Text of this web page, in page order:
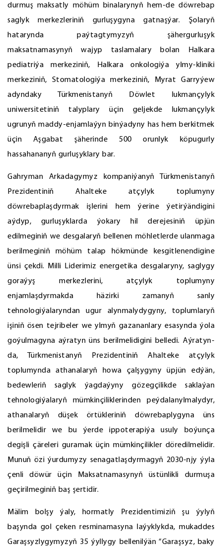
durmuş maksatly möhüm binalarynyň hem-de döwrebap
saglyk merkezleriniň gurluşygyna gatnaşýar. Şolaryň
hatarynda paýtagtymyzyň şähergurluşyk
maksatnamasynyň wajyp taslamalary bolan Halkara
pediatriýa merkeziniň, Halkara onkologiýa ylmy-kliniki
merkeziniň, Stomatologiýa merkeziniň, Myrat Garryýew
adyndaky Türkmenistanyň Döwlet lukmançylyk
uniwersitetiniň talyplary üçin geljekde lukmançylyk
ugrunyň maddy-enjamlaýyn binýadyny has hem berkitmek
üçin Aşgabat şäherinde 500 orunlyk köpugurly
hassahananyň gurluşyklary bar.
Gahryman Arkadagymyz kompaniýanyň Türkmenistanyň
Prezidentiniň Ahalteke atçylyk toplumyny
döwrebaplaşdyrmak işlerini hem ýerine ýetirýändigini
aýdyp, gurluşyklarda ýokary hil derejesiniň üpjün
edilmeginiň we desgalaryň bellenen möhletlerde ulanmaga
berilmeginiň möhüm talap hökmünde kesgitlenendigine
ünsi çekdi. Milli Liderimiz energetika desgalaryny, saglygy
goraýyş merkezlerini, atçylyk toplumyny
enjamlaşdyrmakda häzirki zamanyň sanly
tehnologiýalaryndan ugur alynmalydygyny, toplumlaryň
işiniň ösen tejribeler we ylmyň gazananlary esasynda ýola
goýulmagyna aýratyn üns berilmelidigini belledi. Aýratyn-
da, Türkmenistanyň Prezidentiniň Ahalteke atçylyk
toplumynda athanalaryň howa çalşygyny üpjün edýän,
bedewleriň saglyk ýagdaýyny gözegçilikde saklaýan
tehnologiýalaryň mümkinçiliklerinden peýdalanylmalydyr,
athanalaryň düşek örtükleriniň döwrebaplygyna üns
berilmelidir we bu ýerde ippoterapiýa usuly boýunça
degişli çäreleri guramak üçin mümkinçilikler döredilmelidir.
Munuň özi ýurdumyzy senagatlaşdyrmagyň 2030-njy ýyla
çenli döwür üçin Maksatnamasynyň üstünlikli durmuşa
geçirilmeginiň baş şertidir.
Mälim bolşy ýaly, hormatly Prezidentimiziň şu ýylyň
başynda gol çeken resminamasyna laýyklykda, mukaddes
Garaşsyzlygymyzyň 35 ýyllygy bellenilýän “Garaşsyz, baky